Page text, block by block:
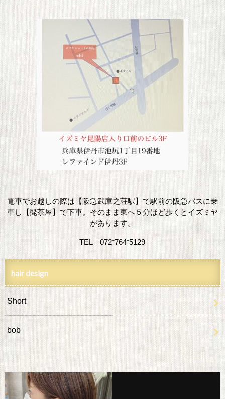
電車でお越しの際は【阪急武庫之荘駅】で駅前の阪急バスに乗
車し【髭茶屋】で下車。そのまま東へ５分ほど歩くとイズミヤ
があります。
TEL 072⁻764⁻5129
hair design
Short
bob